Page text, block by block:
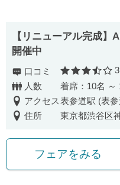
【リニューアル完成
開催中
口コミ
人数
着席：10名 ～
アクセス表参道駅 (表
住所
東京都渋谷区
フェアをみる